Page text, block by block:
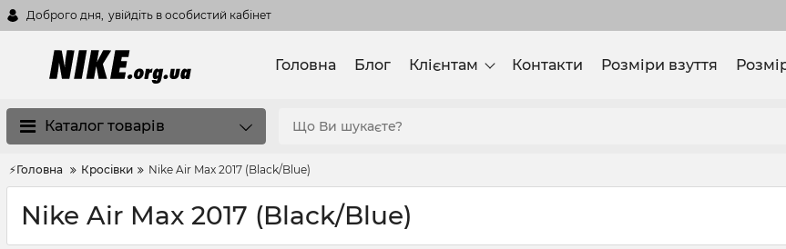
Доброго дня, увійдіть в особистий кабінет
Головна Блог Клієнтам Контакти Розміри взуття
Каталог товарів
⚡Головна Кросівки Nike Air Max 2017 (Black/Blue)
Nike Air Max 2017 (Black/Blue)